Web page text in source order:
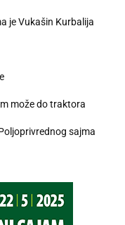
je Vukašin Kurbalija
može do traktora
sajma